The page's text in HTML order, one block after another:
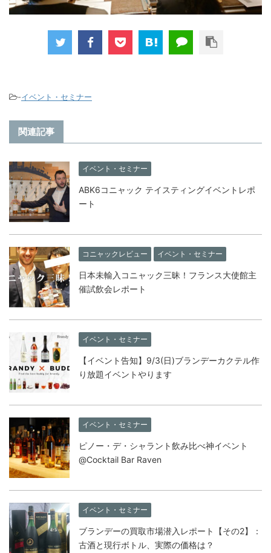
-イベント・セミナー
関連記事
イベント・セミナー
ABK6コニャック テイスティングイベントレポ
ート
コニャックレビュー イベント・セミナー
日本未輸入コニャック三昧！フランス大使館主
催試飲会レポート
イベント・セミナー
【イベント告知】9/3(日)ブランデーカクテル作
り放題イベントやります
イベント・セミナー
ピノー・デ・シャラント飲み比べ神イベント
@Cocktail Bar Raven
イベント・セミナー
ブランデーの買取市場潜入レポート【その2】：
古酒と現行ボトル、実際の価格は？